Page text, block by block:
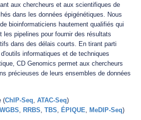
aux chercheurs et aux scientifiques de
dans les données épigénétiques. Nous
bioinformaticiens hautement qualifiés qui
les pipelines pour fournir des résultats
dans des délais courts. En tirant parti
informatiques et de techniques
CD Genomics permet aux chercheurs
précieuses de leurs ensembles de données
(ChIP-Seq ATAC-Seq)
WGBS RRBS TBS ÉPIQUE MeDIP-Seq)